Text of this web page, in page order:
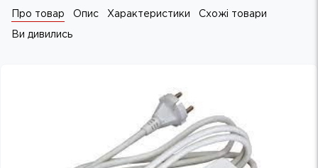
Про товар Опис Характеристики Схожі товари
Ви дивились